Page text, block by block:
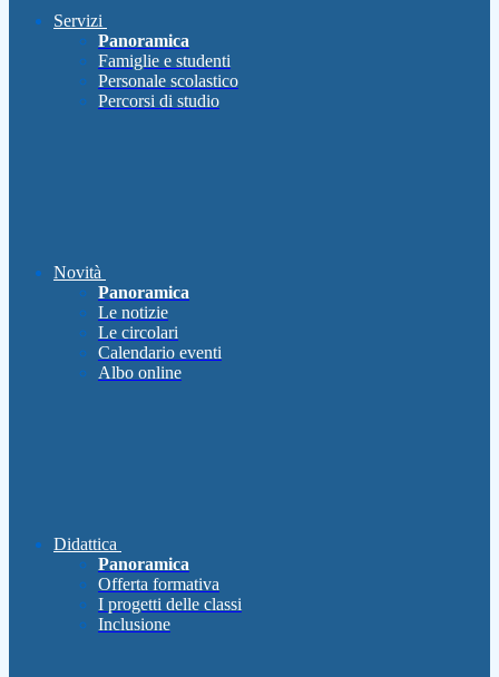
Servizi
Panoramica
Famiglie e studenti
Personale scolastico
Percorsi di studio
Novità
Panoramica
Le notizie
Le circolari
Calendario eventi
Albo online
Didattica
Panoramica
Offerta formativa
I progetti delle classi
Inclusione